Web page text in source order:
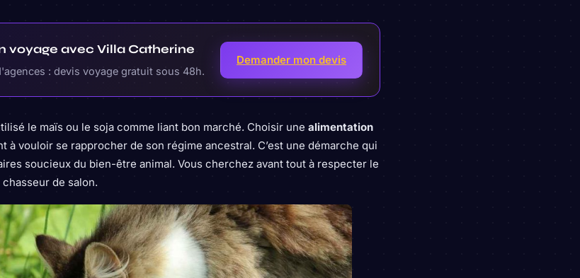
voyage avec Villa Catherine
: devis voyage gratuit sous 48h.
Demander mon devis
le maïs ou le soja comme liant bon marché. Choisir une alimentation
à vouloir se rapprocher de son régime ancestral. C’est une démarche qui
soucieux du bien-être animal. Vous cherchez avant tout à respecter le
de salon.